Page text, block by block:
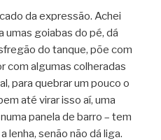
da expressão. Achei
umas goiabas do pé, dá
do tanque, põe com
com algumas colheradas
para quebrar um pouco o
até virar isso aí, uma
panela de barro – tem
lenha, senão não dá liga.